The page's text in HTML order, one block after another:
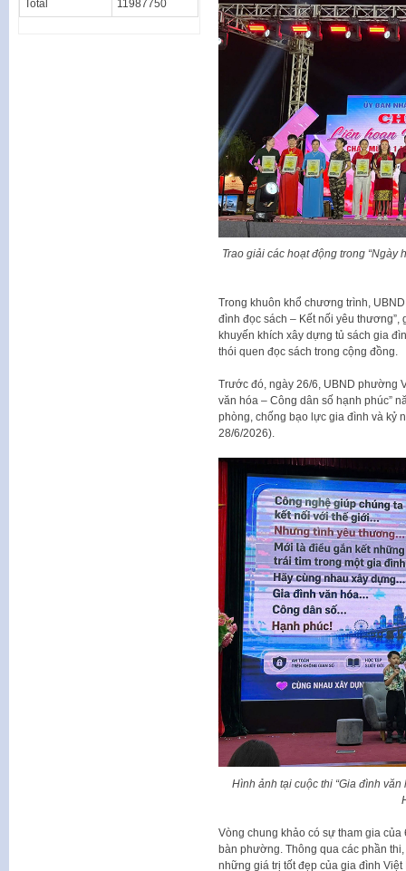
Trao giải các hoạt động trong “Ngày
Trong khuôn khổ chương trình,
đình đọc sách – Kết nối yêu
khuyến khích xây dựng tủ sách gia
thói quen đọc sách trong cộng đồng.
Trước đó, ngày 26/6, UBND phường
văn hóa – Công dân số hạnh phúc”
phòng, chống bạo lực gia đình và kỷ
28/6/2026).
Hình ảnh tại cuộc thi “Gia đình
Vòng chung khảo có sự tham gia
bàn phường. Thông qua các phần
những giá trị tốt đẹp của gia đình
Total 11987750